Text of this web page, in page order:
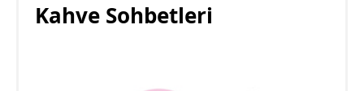
Kahve Sohbetleri